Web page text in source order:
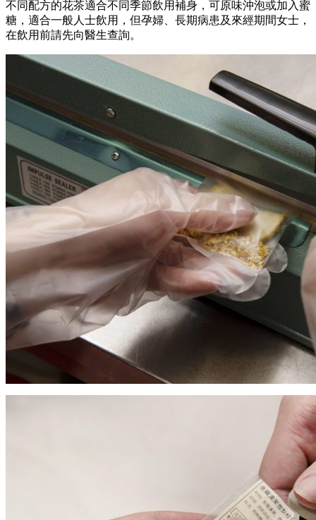
不同配方的花茶適合不同季節飲用補身，可原味沖泡或加入蜜
糖，適合一般人士飲用，但孕婦、長期病患及來經期間女士，
在飲用前請先向醫生查詢。